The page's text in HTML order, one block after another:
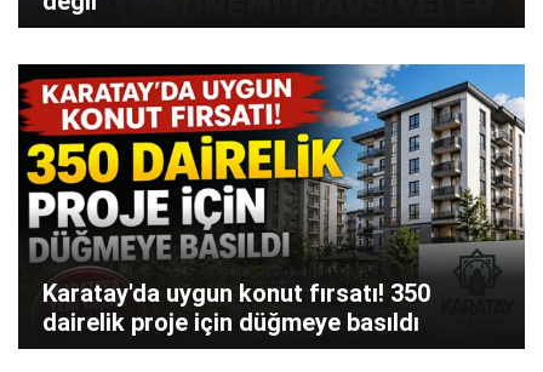
Karatay'da uygun konut fırsatı! 350
dairelik proje için düğmeye basıldı